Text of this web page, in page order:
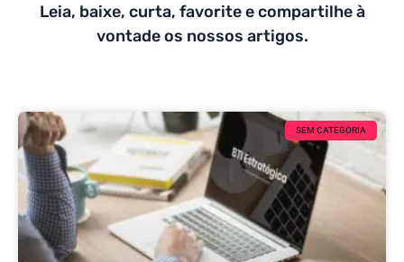
Leia, baixe, curta, favorite e compartilhe à
vontade os nossos artigos.
SEM CATEGORIA